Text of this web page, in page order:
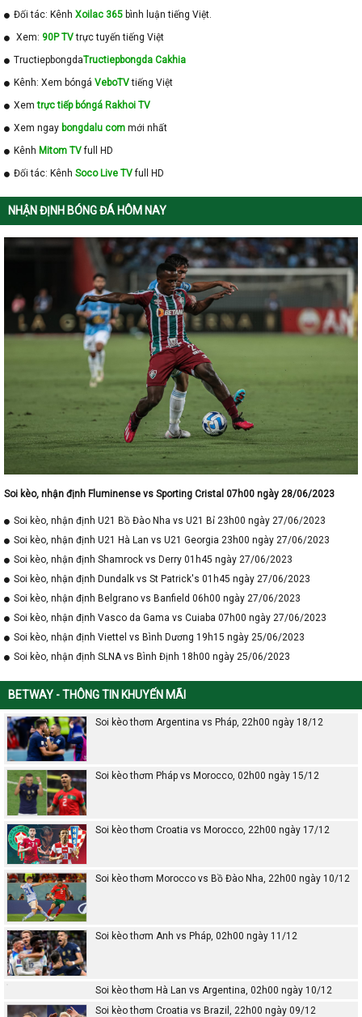
Đối tác: Kênh Xoilac 365 bình luận tiếng Việt.
Xem: 90P TVtrực tuyến tiếng Việt
TructiepbongdaTructiepbongda Cakhia
Kênh: Xem bóngá VeboTVtiếng Việt
Xemtrực tiếp bóngá Rakhoi TV
Xem ngay bongdalu com mới nhất
Kênh Mitom TVfull HD
Đối tác: Kênh Soco Live TVfull HD
NHẬN ĐỊNH BÓNG ĐÁ HÔM NAY
Soi kèo, nhận định Fluminense vs Sporting Cristal 07h00 ngày 28/06/2023
Soi kèo, nhận định U21 Bồ Đào Nha vs U21 Bỉ 23h00 ngày 27/06/2023
Soi kèo, nhận định U21 Hà Lan vs U21 Georgia 23h00 ngày 27/06/2023
Soi kèo, nhận định Shamrock vs Derry 01h45 ngày 27/06/2023
Soi kèo, nhận định Dundalk vs St Patrick's 01h45 ngày 27/06/2023
Soi kèo, nhận định Belgrano vs Banfield 06h00 ngày 27/06/2023
Soi kèo, nhận định Vasco da Gama vs Cuiaba 07h00 ngày 27/06/2023
Soi kèo, nhận định Viettel vs Bình Dương 19h15 ngày 25/06/2023
Soi kèo, nhận định SLNA vs Bình Định 18h00 ngày 25/06/2023
BETWAY - THÔNG TIN KHUYẾN MÃI
Soi kèo thơm Argentina vs Pháp, 22h00 ngày 18/12
Soi kèo thơm Pháp vs Morocco, 02h00 ngày 15/12
Soi kèo thơm Croatia vs Morocco, 22h00 ngày 17/12
Soi kèo thơm Morocco vs Bồ Đào Nha, 22h00 ngày 10/12
Soi kèo thơm Anh vs Pháp, 02h00 ngày 11/12
Soi kèo thơm Hà Lan vs Argentina, 02h00 ngày 10/12
Soi kèo thơm Croatia vs Brazil, 22h00 ngày 09/12